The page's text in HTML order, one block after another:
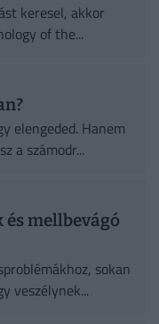
keresel, akkor
of the...
elengeded. Hanem
a számodr...
és mellbevágó
sokan
veszélynek...